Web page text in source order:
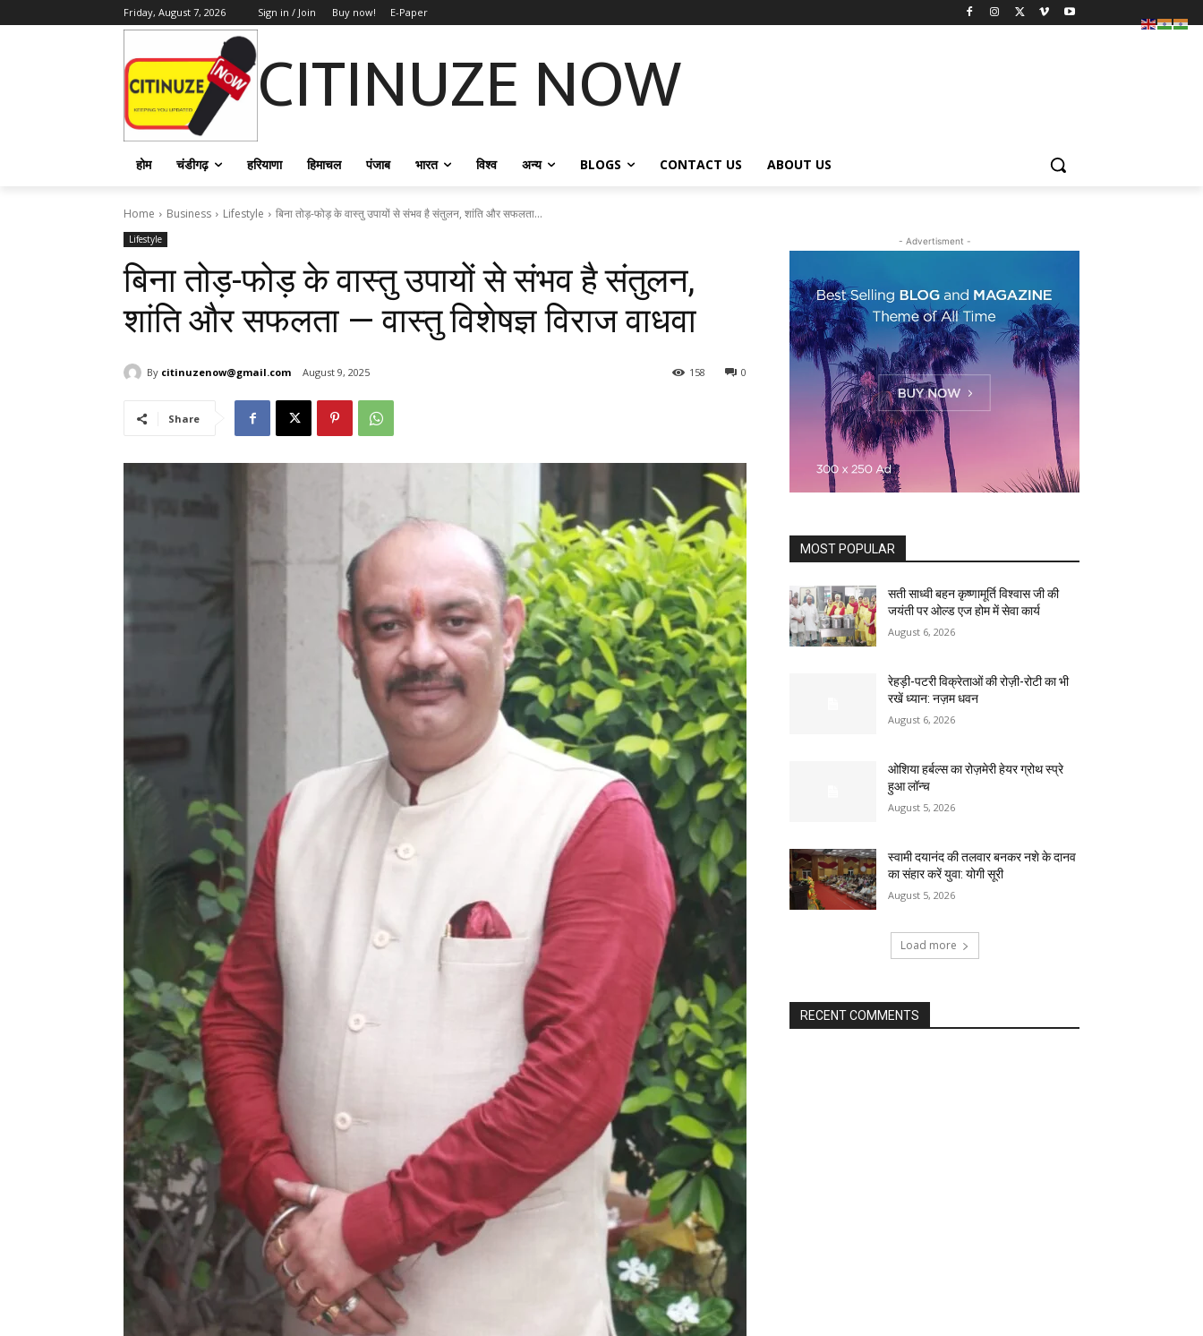
Friday, August 7, 2026 Sign in / Join Buy now! E-Paper
CITINUZE NOW
होम चंडीगढ़ हरियाणा हिमाचल पंजाब भारत विश्व अन्य BLOGS CONTACT US ABOUT US
Home Business Lifestyle बिना तोड़-फोड़ के वास्तु उपायों से संभव है संतुलन, शांति और सफलता...
Lifestyle
बिना तोड़-फोड़ के वास्तु उपायों से संभव है संतुलन,
शांति और सफलता — वास्तु विशेषज्ञ विराज वाधवा
By citinuzenow@gmail.com August 9, 2025 0
158
Share
- Advertisment -
MOST POPULAR
सती साध्वी बहन कृष्णामूर्ति विश्वास जी की
जयंती पर ओल्ड एज होम में सेवा कार्य
August 6, 2026
रेहड़ी-पटरी विक्रेताओं की रोज़ी-रोटी का भी
रखें ध्यान: नज़म धवन
August 6, 2026
ओशिया हर्बल्स का रोज़मेरी हेयर ग्रोथ स्प्रे
हुआ लॉन्च
August 5, 2026
स्वामी दयानंद की तलवार बनकर नशे के दानव
का संहार करें युवा: योगी सूरी
August 5, 2026
Load more
RECENT COMMENTS